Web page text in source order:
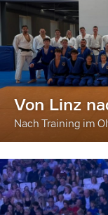
Von Linz
Nach Training im